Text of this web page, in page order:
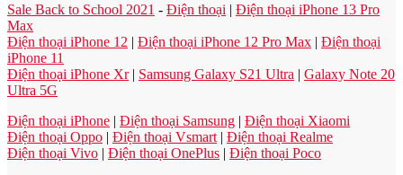
Sale Back to School 2021 - Điện thoại | Điện thoại iPhone 13 Pro
Max
Điện thoại iPhone 12 | Điện thoại iPhone 12 Pro Max | Điện thoại
iPhone 11
Điện thoại iPhone Xr| Samsung Galaxy S21 Ultra | Galaxy Note 20
Ultra 5G
Điện thoại iPhone | Điện thoại Samsung | Điện thoại Xiaomi
Điện thoại Oppo | Điện thoại Vsmart | Điện thoại Realme
Điện thoại Vivo | Điện thoại OnePlus | Điện thoại Poco